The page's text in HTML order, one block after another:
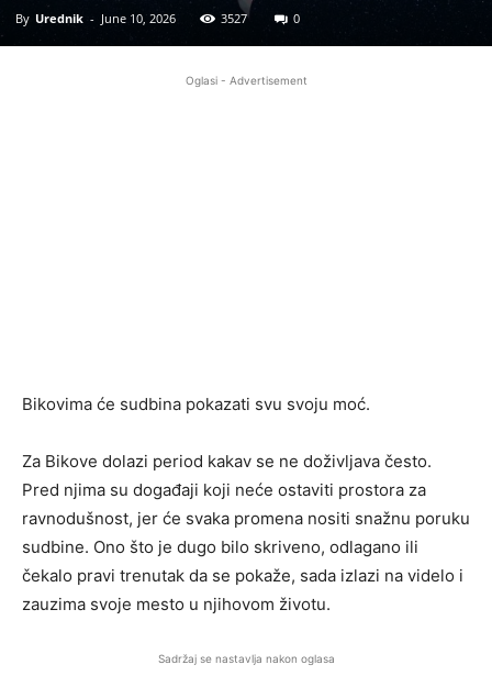
By Urednik - June 10, 2026 3527 0
Oglasi - Advertisement
Bikovima će sudbina pokazati svu svoju moć.
Za Bikove dolazi period kakav se ne doživljava često.
Pred njima su događaji koji neće ostaviti prostora za
ravnodušnost, jer će svaka promena nositi snažnu poruku
sudbine. Ono što je dugo bilo skriveno, odlagano ili
čekalo pravi trenutak da se pokaže, sada izlazi na videlo i
zauzima svoje mesto u njihovom životu.
Sadržaj se nastavlja nakon oglasa